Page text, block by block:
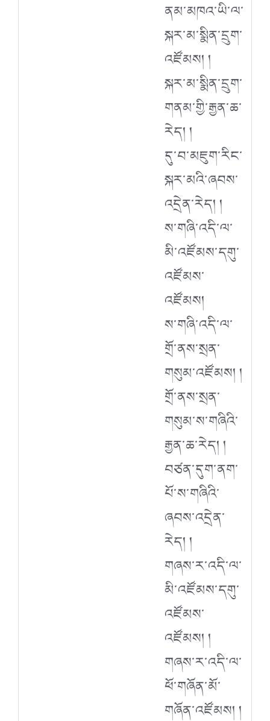
ནམ་མཁའ་ཡི་ལ་
སྐར་མ་སྨིན་དྲུག་
འཛོམས། །
སྐར་མ་སྨིན་དྲུག་
གནམ་གྱི་རྒྱན་ཆ་
རེད། །
དུ་བ་མཇུག་རིང་
སྐར་མའི་ཞབས་
འདྲེན་རེད། །
ས་གཞི་འདི་ལ་
མི་འཛོམས་དགུ་
འཛོམས་
འཛོམས།
ས་གཞི་འདི་ལ་
གྲོ་ནས་སྲན་
གསུམ་འཛོམས། །
གྲོ་ནས་སྲན་
གསུམ་ས་གཞིའི་
རྒྱན་ཆ་རེད། །
བཙན་དུག་ནག་
པོ་ས་གཞིའི་
ཞབས་འདྲེན་
རེད། །
གཞས་ར་འདི་ལ་
མི་འཛོམས་དགུ་
འཛོམས་
འཛོམས། །
གཞས་ར་འདི་ལ་
ཕོ་གཞོན་མོ་
གཞོན་འཛོམས། །